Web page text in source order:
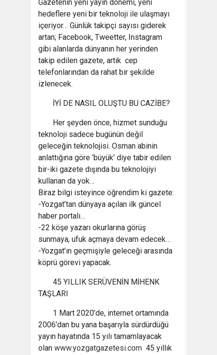
Gazetenin yeni yayın dönemi, yeni
hedeflere yeni bir teknoloji ile ulaşmayı
içeriyor… Günlük takipçi sayısı giderek
artan; Facebook, Tweetter, Instagram
gibi alanlarda dünyanın her yerinden
takip edilen gazete, artık cep
telefonlarından da rahat bir şekilde
izlenecek.
İYİ DE NASIL OLUŞTU BU CAZİBE?
Her şeyden önce, hizmet sunduğu
teknoloji sadece bugünün değil
geleceğin teknolojisi. Osman abinin
anlattığına göre ‘büyük’ diye tabir edilen
bir-iki gazete dışında bu teknolojiyi
kullanan da yok…
Biraz bilgi isteyince öğrendim ki gazete:
-Yozgat’tan dünyaya açılan ilk güncel
haber portalı…
-22 köşe yazarı okurlarına görüş
sunmaya, ufuk açmaya devam edecek…
-Yozgat’ın geçmişiyle geleceği arasında
köprü görevi yapacak.
45 YILLIK SERÜVENİN MİHENK
TAŞLARI
1 Mart 2020’de, internet ortamında
2006’dan bu yana başarıyla sürdürdüğü
yayın hayatında 15 yılı tamamlayacak
olan www.yozgatgazetesi.com 45 yıllık